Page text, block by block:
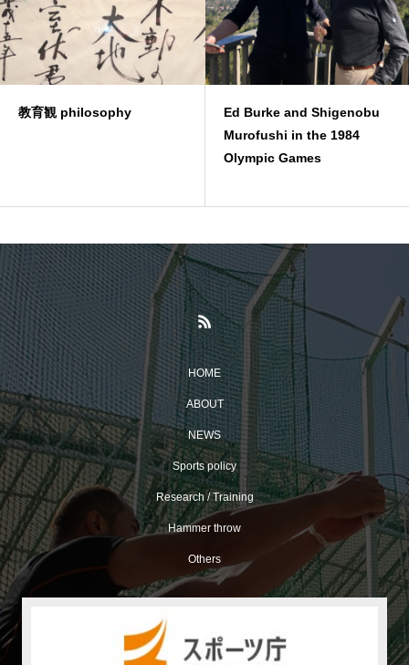
Ed Burke and Shigenobu
Memory with Hal
HOME
ABOUT
NEWS
Sports policy
Research / Training
Hammer throw
Others